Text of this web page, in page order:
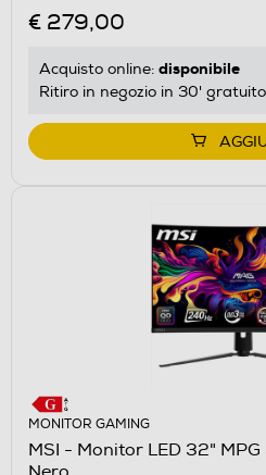
€ 279,00
Acquisto online: disponibile
Ritiro in negozio in 30'
MONITOR GAMING
MSI - Monitor LED 32" MPG